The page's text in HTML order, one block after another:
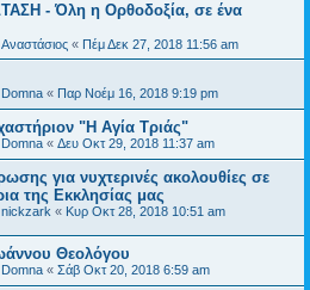
- Όλη η Ορθοδοξία, σε ένα
Αναστάσιος « Πέμ Δεκ 27, 2018 11:56 am
Domna « Παρ Νοέμ 16, 2018 9:19 pm
"Η Αγία Τριάς"
Domna « Δευ Οκτ 29, 2018 11:37 am
για νυχτερινές ακολουθίες σε
της Εκκλησίας μας
nickzark « Κυρ Οκτ 28, 2018 10:51 am
Θεολόγου
Domna « Σάβ Οκτ 20, 2018 6:59 am